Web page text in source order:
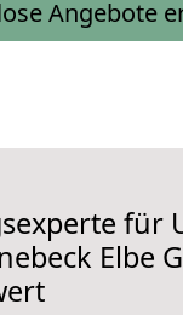
Angebote
für
Elbe